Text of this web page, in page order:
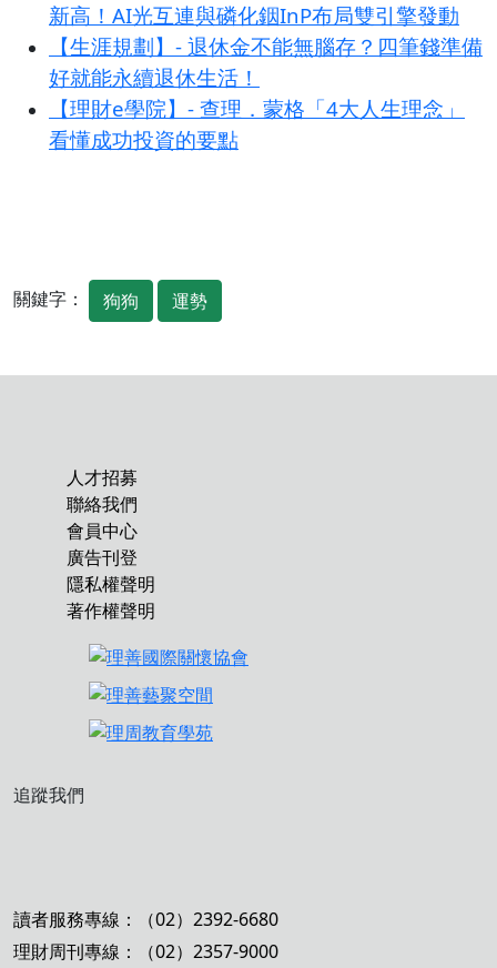
新高！AI光互連與磷化銦InP布局雙引擎發動
【生涯規劃】- 退休金不能無腦存？四筆錢準備
好就能永續退休生活！
【理財e學院】- 查理．蒙格「4大人生理念」
看懂成功投資的要點
關鍵字： 狗狗 運勢
人才招募
聯絡我們
會員中心
廣告刊登
隱私權聲明
著作權聲明
追蹤我們
讀者服務專線：（02）2392-6680
理財周刊專線：（02）2357-9000